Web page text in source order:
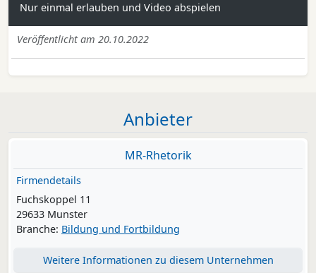
Nur einmal erlauben und Video abspielen
Veröffentlicht am 20.10.2022
Anbieter
MR-Rhetorik
Firmendetails
Fuchskoppel 11
29633 Munster
Branche: Bildung und Fortbildung
Weitere Informationen zu diesem Unternehmen